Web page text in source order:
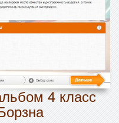
4 класс